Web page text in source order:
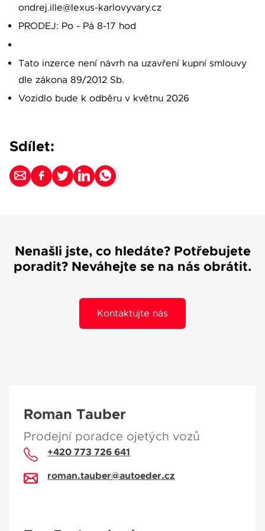
ondrej.ille@lexus-karlovyvary.cz
PRODEJ: Po - Pá 8-17 hod
Tato inzerce není návrh na uzavření kupní smlouvy
dle zákona 89/2012 Sb.
Vozidlo bude k odběru v květnu 2026
Sdílet:
Nenašli jste, co hledáte? Potřebujete
poradit? Neváhejte se na nás obrátit.
Kontaktujte nás
Roman Tauber
Prodejní poradce ojetých vozů
+420 773 726 641
roman.tauber@autoeder.cz